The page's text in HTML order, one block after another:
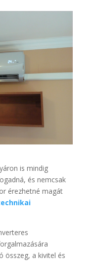
is mindig
és nemcsak
érezhetné magát
összeg, a kivitel és